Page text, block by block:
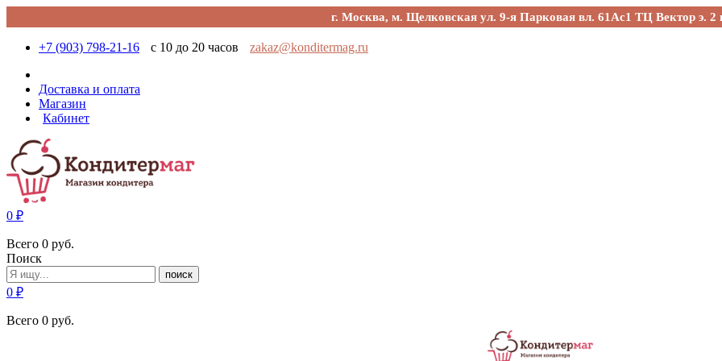
г. Москва, м. Щелковская ул. 9-я Парковая вл. 61Ас1 ТЦ Вектор э. 2
+7 (903) 798-21-16 с 10 до 20 часов zakaz@konditermag.ru
Доставка и оплата
Магазин
Кабинет
0 ₽
Всего 0 руб.
Поиск
поиск
0 ₽
Всего 0 руб.